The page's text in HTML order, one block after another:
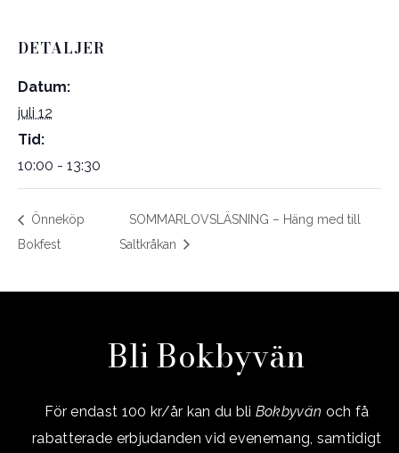
DETALJER
Datum:
juli 12
Tid:
10:00 - 13:30
Önneköp
Bokfest
SOMMARLOVSLÄSNING – Häng med till
Saltkråkan
Bli Bokbyvän
För endast 100 kr/år kan du bli Bokbyvän och få
rabatterade erbjudanden vid evenemang, samtidigt